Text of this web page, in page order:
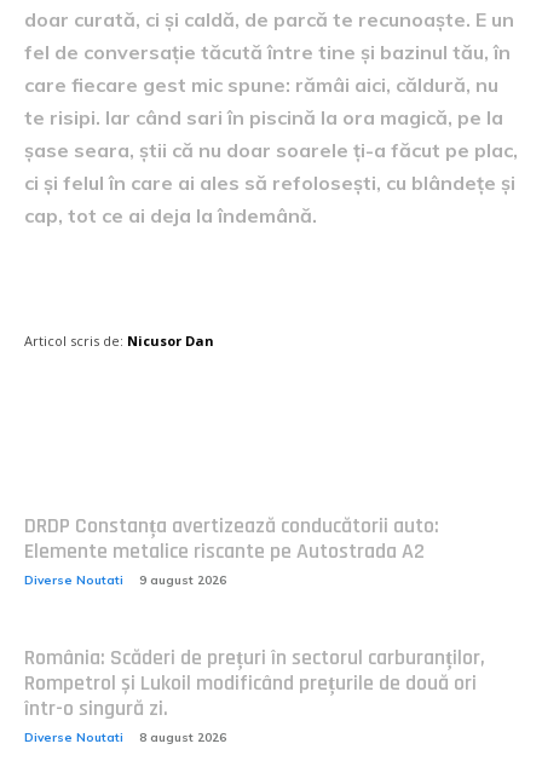
doar curată, ci și caldă, de parcă te recunoaște. E un
fel de conversație tăcută între tine și bazinul tău, în
care fiecare gest mic spune: rămâi aici, căldură, nu
te risipi. Iar când sari în piscină la ora magică, pe la
șase seara, știi că nu doar soarele ți-a făcut pe plac,
ci și felul în care ai ales să refolosești, cu blândețe și
cap, tot ce ai deja la îndemână.
Articol scris de: Nicusor Dan
DRDP Constanța avertizează conducătorii auto:
Elemente metalice riscante pe Autostrada A2
Diverse Noutati 9 august 2026
România: Scăderi de prețuri în sectorul carburanților,
Rompetrol și Lukoil modificând prețurile de două ori
într-o singură zi.
Diverse Noutati 8 august 2026